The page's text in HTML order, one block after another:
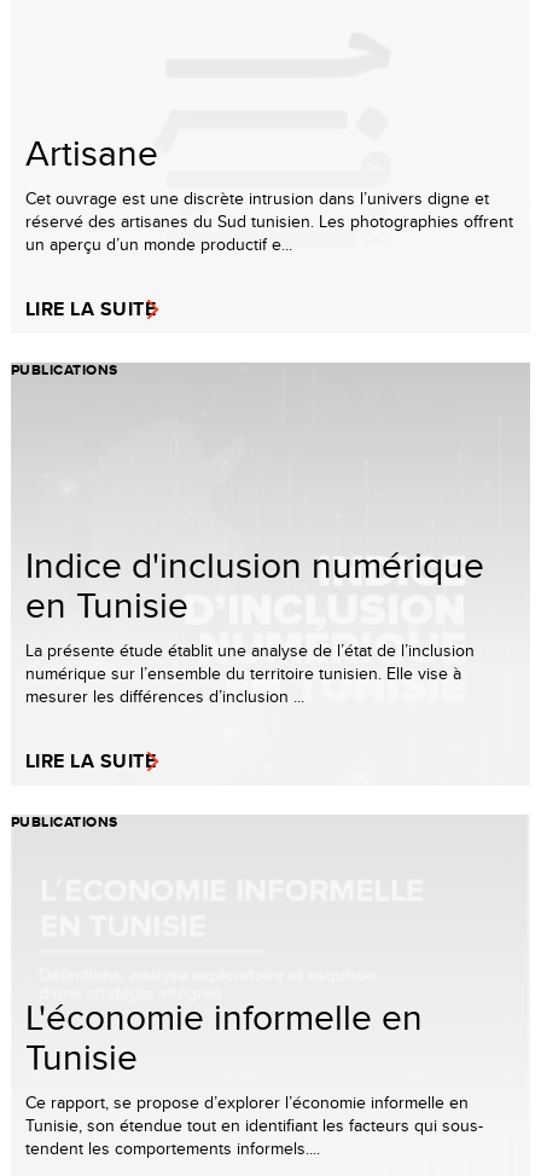
Artisane
Cet ouvrage est une discrète intrusion dans l’univers digne et
réservé des artisanes du Sud tunisien. Les photographies offrent
un aperçu d’un monde productif e...
LIRE LA SUITE
PUBLICATIONS
Indice d'inclusion numérique
en Tunisie
La présente étude établit une analyse de l’état de l’inclusion
numérique sur l’ensemble du territoire tunisien. Elle vise à
mesurer les différences d’inclusion ...
LIRE LA SUITE
PUBLICATIONS
L'économie informelle en
Tunisie
Ce rapport, se propose d’explorer l’économie informelle en
Tunisie, son étendue tout en identifiant les facteurs qui sous-
tendent les comportements informels....